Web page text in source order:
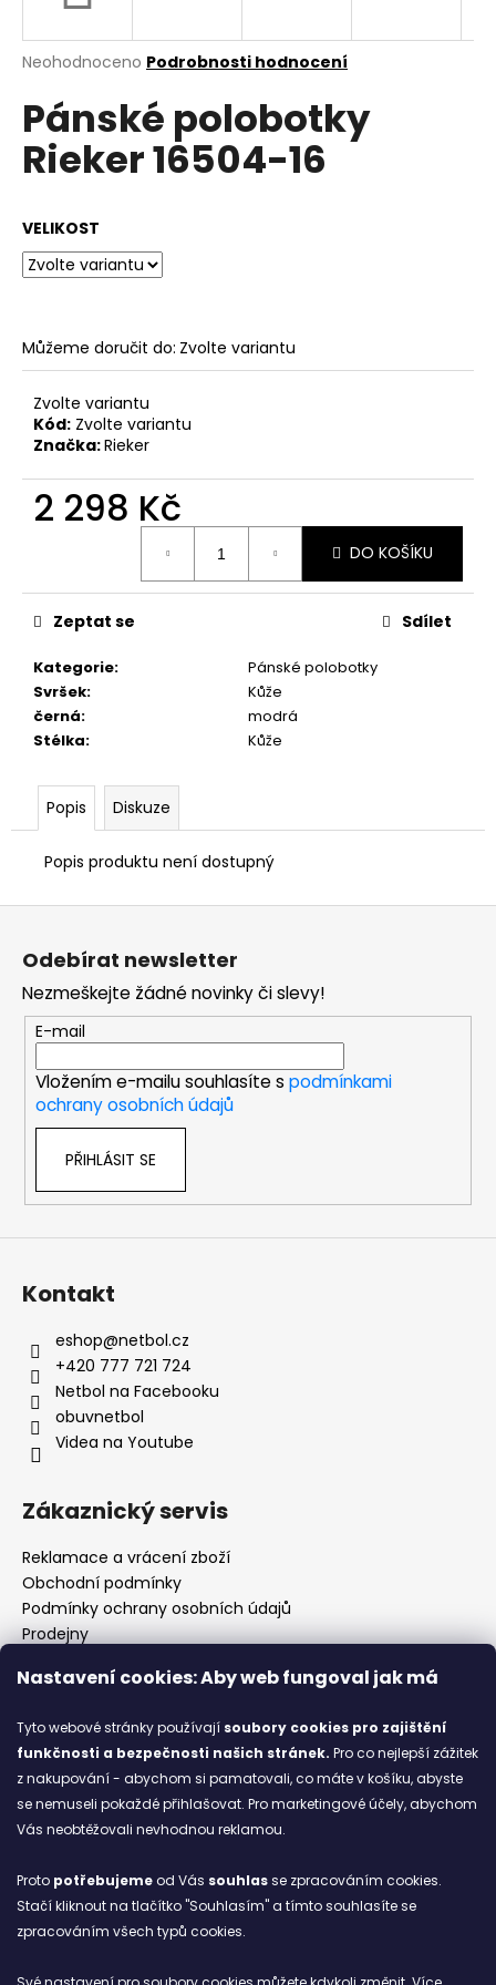
Nastavení cookies: Aby web fungoval jak má
Tyto webové stránky používají soubory cookies pro zajištění
funkčnosti a bezpečnosti našich stránek. Pro co nejlepší zážitek
z nakupování - abychom si pamatovali, co máte v košíku, abyste
se nemuseli pokaždé přihlašovat. Pro marketingové účely, abychom
Vás neobtěžovali nevhodnou reklamou.
Proto potřebujemeod Vás souhlasse zpracováním cookies.
Stačí kliknout na tlačítko "Souhlasím" a tímto souhlasíte se
zpracováním všech typů cookies.
Průměrné
produktu
je
0,0
Neohodnoceno Podrobnosti hodnocení
Pánské polobotky
Rieker 16504-16
VELIKOST
Můžeme doručit do: Zvolte variantu
Zvolte variantu
Kód: Zvolte variantu
Značka:Rieker
2 298 Kč
DO KOŠÍKU
Kategorie:
Pánské polobotky
Svršek:
Kůže
černá:
modrá
Stélka: Kůže
Zeptat se Sdílet
Popis Diskuze
Popis produktu není dostupný
j
t
?
D
o
p
o
u
u
m
e
ZDRAVOTNÍ
OBUV BUBBLE
AZZURRO
948
Z
Odebírat newsletter
Nezmeškejte žádné novinky či slevy!
E-mail
Vložením e-mailu souhlasíte s podmínkami
ochrany osobních údajů
PŘIHLÁSIT SE
Kontakt
eshop@netbol.cz
+420 777 721 724
Netbol na Facebooku
obuvnetbol
Videa na Youtube
Zákaznický servis
Reklamace a vrácení zboží
Obchodní podmínky
Podmínky ochrany osobních údajů
Prodejny
Značky
Blog
Ze starých bot staronové
ARCHIV